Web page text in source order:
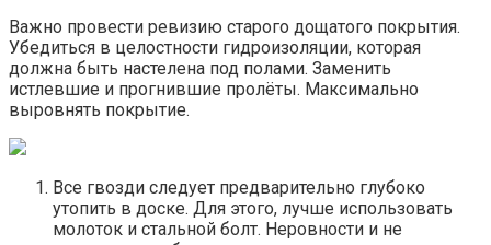
Важно провести ревизию старого дощатого покрытия.
Убедиться в целостности гидроизоляции, которая
должна быть настелена под полами. Заменить
истлевшие и прогнившие пролёты. Максимально
выровнять покрытие.
Все гвозди следует предварительно глубоко
утопить в доске. Для этого, лучше использовать
молоток и стальной болт. Неровности и не